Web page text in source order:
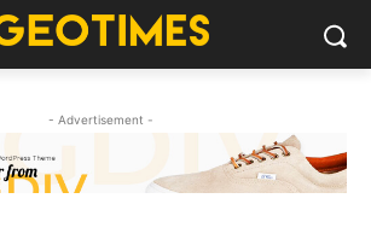
- Advertisement -